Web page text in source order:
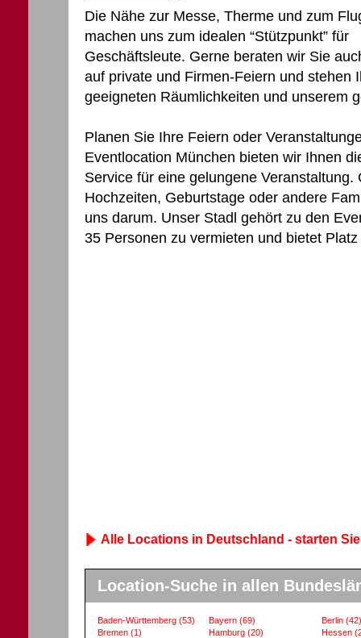
Die Nähe zur Messe, Therme und zum
machen uns zum idealen “Stützpunkt” für
Geschäftsleute. Gerne beraten wir Sie
auf private und Firmen-Feiern und stehen
geeigneten Räumlichkeiten und unserem
Planen Sie Ihre Feiern oder
Eventlocation München bieten wir Ihnen
Service für eine gelungene
Hochzeiten, Geburtstage oder andere
uns darum. Unser Stadl gehört zu den
35 Personen zu vermieten und bietet
Alle Locations in Deutschland - starten
Location-Suche in allen
Baden-Württemberg (53) Bayern (69) Berlin (42)
Bremen (1) Hamburg (20) Hessen